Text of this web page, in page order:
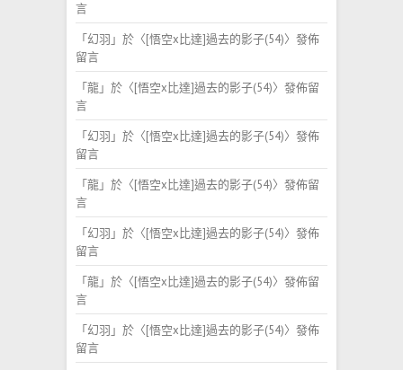
言
「幻羽 」於〈[悟空x比達]過去的影子(54)〉發佈
留言
「龍」於〈[悟空x比達]過去的影子(54)〉發佈留
言
「幻羽 」於〈[悟空x比達]過去的影子(54)〉發佈
留言
「龍」於〈[悟空x比達]過去的影子(54)〉發佈留
言
「幻羽 」於〈[悟空x比達]過去的影子(54)〉發佈
留言
「龍」於〈[悟空x比達]過去的影子(54)〉發佈留
言
「幻羽 」於〈[悟空x比達]過去的影子(54)〉發佈
留言